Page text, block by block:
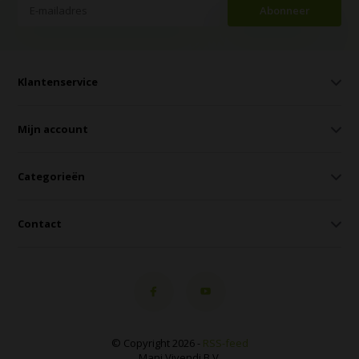
Abonneer
Klantenservice
Mijn account
Categorieën
Contact
© Copyright 2026 - RSS-feed